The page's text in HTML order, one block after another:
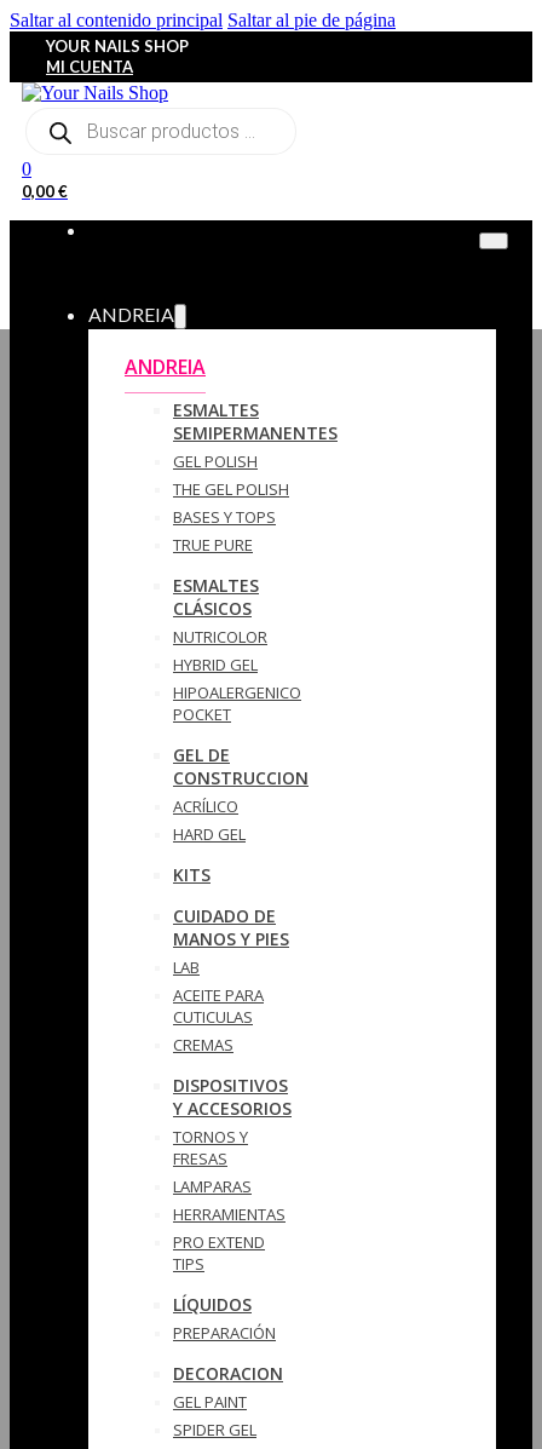
Saltar al contenido principal Saltar al pie de página
YOUR NAILS SHOP
MI CUENTA
0
0,00€
ANDREIA
ANDREIA
ESMALTES
SEMIPERMANENTES
GEL POLISH
THE GEL POLISH
BASES Y‎ TOPS
TRUE PURE
ESMALTES
CLÁSICOS
NUTRICOLOR
HYBRID GEL
HIPOALERGENICO
POCKET
GEL DE
CONSTRUCCION
ACRÍLICO
HARD GEL
KITS
CUIDADO DE
MANOS Y PIES
LAB
ACEITE PARA
CUTICULAS
CREMAS
DISPOSITIVOS
Y ACCESORIOS
TORNOS Y
FRESAS
LAMPARAS
HERRAMIENTAS
PRO EXTEND
TIPS
LÍQUIDOS
PREPARACIÓN
DECORACION
GEL PAINT
SPIDER GEL